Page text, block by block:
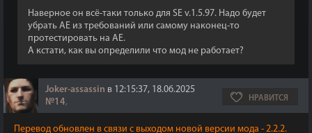
Наверное он всё-таки только для SE v.1.5.97. Надо будет
убрать АЕ из требований или самому наконец-то
протестировать на АЕ.
А кстати, как вы определили что мод не работает?
Joker-assassin в 12:15:37, 18.06.2025
№14, НРАВИТСЯ
Перевод обновлен в связи с выходом новой версии мода - 2.2.2.